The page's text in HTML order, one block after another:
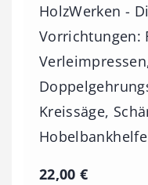
HolzWerken -
Vorrichtungen:
Kreissäge,
22,00€